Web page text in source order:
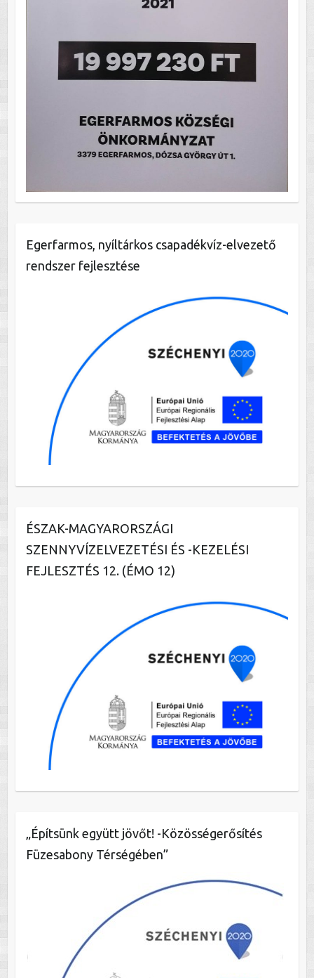
Egerfarmos, nyíltárkos csapadékvíz-elvezető
rendszer fejlesztése
ÉSZAK-MAGYARORSZÁGI
SZENNYVÍZELVEZETÉSI ÉS -KEZELÉSI
FEJLESZTÉS 12. (ÉMO 12)
„Építsünk együtt jövőt! -Közösségerősítés
Füzesabony Térségében”